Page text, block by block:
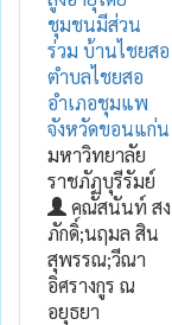
ชุมชนมีส่วน
ร่วม บ้านไชยสอ
ตำบลไชยสอ
อำเภอชุมแพ
จังหวัดขอนแก่น
มหาวิทยาลัย
ราชภัฏบุรีรัมย์
คณัสนันท์ สง
ภักดิ์;นฤมล สิน
สุพรรณ;วีณา
อิศรางกูร ณ
อยุธยา